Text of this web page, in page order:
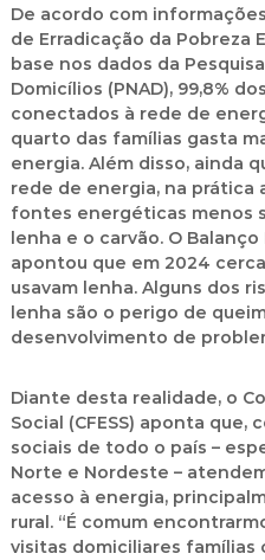
De acordo com
de Erradicação da Pobreza
base nos dados da
Domicílios (PNAD), 99,8%
conectados à rede de
quarto das famílias gasta
energia. Além disso, ainda
rede de energia, na prática
fontes energéticas menos
lenha e o carvão. O
apontou que em 2024
usavam lenha. Alguns dos
lenha são o perigo de
desenvolvimento de
Diante desta realidade, o
Social (CFESS) aponta
sociais de todo o país –
Norte e Nordeste –
acesso à energia,
rural. “É comum
visitas domiciliares famílias